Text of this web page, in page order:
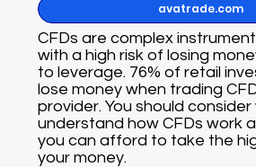
avatrade.com
CFDs are complex
with a high risk of losing
to leverage. 76% of retail
lose money when trading
provider. You should
understand how CFDs work
you can afford to take the
your money.